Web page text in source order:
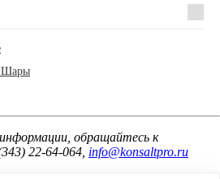
Шары
обращайтесь к
22-64-064, info@konsaltpro.ru